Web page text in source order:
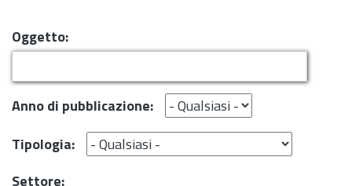
Oggetto:
Anno di pubblicazione:
Tipologia:
Settore: